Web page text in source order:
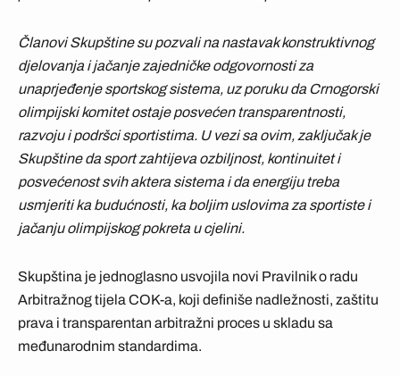
Članovi Skupštine su pozvali na nastavak konstruktivnog
djelovanja i jačanje zajedničke odgovornosti za
unaprjeđenje sportskog sistema, uz poruku da Crnogorski
olimpijski komitet ostaje posvećen transparentnosti,
razvoju i podršci sportistima. U vezi sa ovim, zaključak je
Skupštine da sport zahtijeva ozbiljnost, kontinuitet i
posvećenost svih aktera sistema i da energiju treba
usmjeriti ka budućnosti, ka boljim uslovima za sportiste i
jačanju olimpijskog pokreta u cjelini.
Skupština je jednoglasno usvojila novi Pravilnik o radu
Arbitražnog tijela COK-a, koji definiše nadležnosti, zaštitu
prava i transparentan arbitražni proces u skladu sa
međunarodnim standardima.